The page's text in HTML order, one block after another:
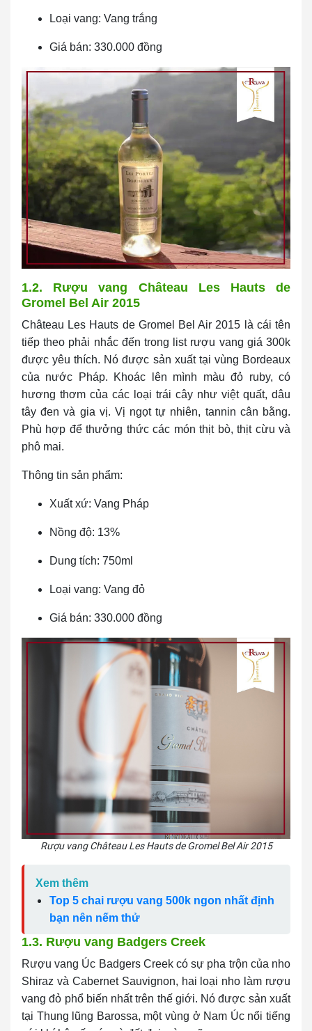
Loại vang: Vang trắng
Giá bán: 330.000 đồng
1.2. Rượu vang Château Les Hauts de
Gromel Bel Air 2015
Château Les Hauts de Gromel Bel Air 2015 là cái tên
tiếp theo phải nhắc đến trong list rượu vang giá 300k
được yêu thích. Nó được sản xuất tại vùng Bordeaux
của nước Pháp. Khoác lên mình màu đỏ ruby, có
hương thơm của các loại trái cây như việt quất, dâu
tây đen và gia vị. Vị ngọt tự nhiên, tannin cân bằng.
Phù hợp để thưởng thức các món thịt bò, thịt cừu và
phô mai.
Thông tin sản phẩm:
Xuất xứ: Vang Pháp
Nồng độ: 13%
Dung tích: 750ml
Loại vang: Vang đỏ
Giá bán: 330.000 đồng
Rượu vang Château Les Hauts de Gromel Bel Air 2015
Xem thêm
Top 5 chai rượu vang 500k ngon nhất định
bạn nên nếm thử
1.3. Rượu vang Badgers Creek
Rượu vang Úc Badgers Creek có sự pha trộn của nho
Shiraz và Cabernet Sauvignon, hai loại nho làm rượu
vang đỏ phổ biến nhất trên thế giới. Nó được sản xuất
tại Thung lũng Barossa, một vùng ở Nam Úc nổi tiếng